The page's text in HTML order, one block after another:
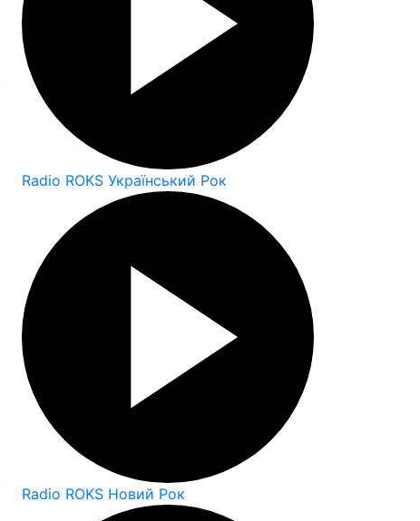
Radio ROKS Український Рок
Radio ROKS Новий Рок